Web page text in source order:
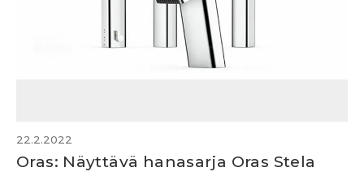
22.2.2022
Oras: Näyttävä hanasarja Oras Stela